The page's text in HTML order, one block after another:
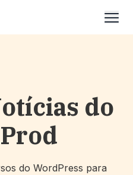
do
do WordPress para